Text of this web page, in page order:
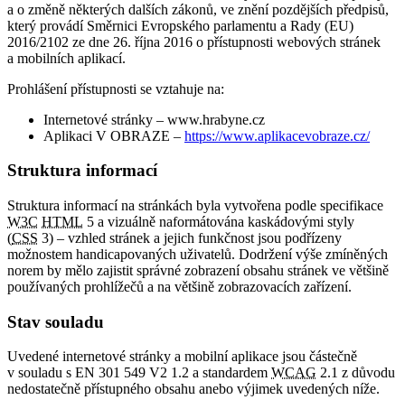
a o změně některých dalších zákonů, ve znění pozdějších předpisů,
který provádí Směrnici Evropského parlamentu a Rady (EU)
2016/2102 ze dne 26. října 2016 o přístupnosti webových stránek
a mobilních aplikací.
Prohlášení přístupnosti se vztahuje na:
Internetové stránky – www.hrabyne.cz
Aplikaci V OBRAZE – https://www.aplikacevobraze.cz/
Struktura informací
Struktura informací na stránkách byla vytvořena podle specifikace
W3C HTML 5 a vizuálně naformátována kaskádovými styly
(CSS 3) – vzhled stránek a jejich funkčnost jsou podřízeny
možnostem handicapovaných uživatelů. Dodržení výše zmíněných
norem by mělo zajistit správné zobrazení obsahu stránek ve většině
používaných prohlížečů a na většině zobrazovacích zařízení.
Stav souladu
Uvedené internetové stránky a mobilní aplikace jsou částečně
v souladu s EN 301 549 V2 1.2 a standardem WCAG 2.1 z důvodu
nedostatečně přístupného obsahu anebo výjimek uvedených níže.